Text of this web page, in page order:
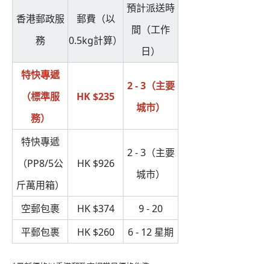
香港郵政服
務
郵費（以
0.5kg計算）
預計派送時
間（工作
日）
特快專遞
（標準服
務）
HK $235
2 - 3（主要
城市）
特快專遞
（PP8/5公
斤萬用箱）
HK $926
2 - 3（主要
城市）
空郵包裹 HK $374
9 - 20
平郵包裹
HK $260 6 - 12 星期